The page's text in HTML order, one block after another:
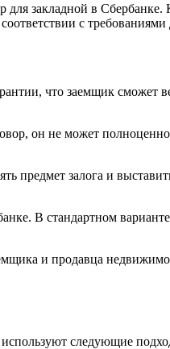
закладной в Сбербанке.
с требованиями
что заемщик сможет
он не может
предмет залога и
В стандартном
и продавца
следующие